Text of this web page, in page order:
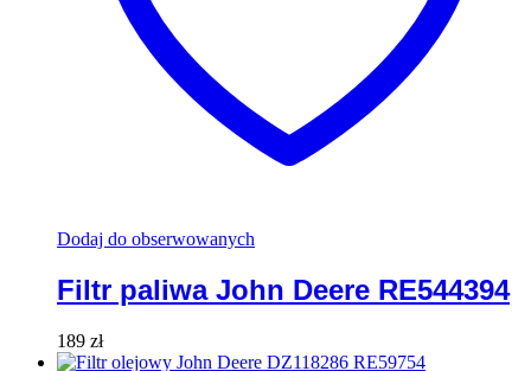
Dodaj do obserwowanych
Filtr paliwa John Deere RE544394
189 zł